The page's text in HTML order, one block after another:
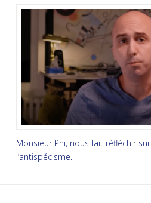
Monsieur Phi, nous fait réfléchir
l’antispécisme.